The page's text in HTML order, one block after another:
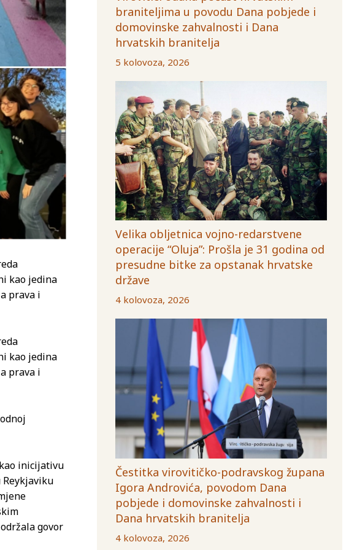
kao jedina
prava i
kao jedina
prava i
inicijativu
govor
braniteljima u povodu Dana pobjede i
domovinske zahvalnosti i Dana
hrvatskih branitelja
5 kolovoza, 2026
Velika obljetnica vojno-redarstvene
operacije “Oluja”: Prošla je 31 godina od
presudne bitke za opstanak hrvatske
države
4 kolovoza, 2026
Čestitka virovitičko-podravskog župana
Igora Androvića, povodom Dana
pobjede i domovinske zahvalnosti i
Dana hrvatskih branitelja
4 kolovoza, 2026